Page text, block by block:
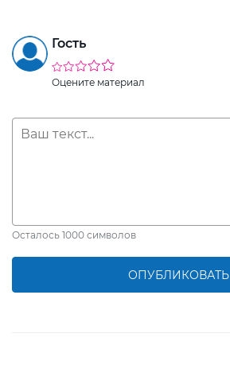
Гость
Оцените материал
Осталось 1000 символов
ОПУБЛИКОВАТЬ